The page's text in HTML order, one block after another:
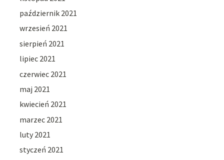
październik 2021
wrzesień 2021
sierpień 2021
lipiec 2021
czerwiec 2021
maj 2021
kwiecień 2021
marzec 2021
luty 2021
styczeń 2021